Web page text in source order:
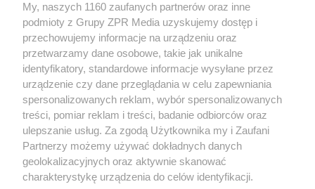
Żaden utwór zamieszczony w serwisie nie może być powielany i
rozpowszechniany lub dalej rozpowszechniany w jakikolwiek sposób (w
tym także elektroniczny lub mechaniczny) na jakimkolwiek polu
eksploatacji w jakiejkolwiek formie, włącznie z umieszczaniem w
Internecie bez pisemnej zgody właściciela praw. Jakiekolwiek użycie lub
wykorzystanie utworów w całości lub w części z naruszeniem prawa,
tzn. bez właściwej zgody, jest zabronione pod groźbą kary i może być
ścigane prawnie.
My, naszych 1160 zaufanych partnerów oraz inne
podmioty z Grupy ZPR Media uzyskujemy dostęp i
przechowujemy informacje na urządzeniu oraz
przetwarzamy dane osobowe, takie jak unikalne
identyfikatory, standardowe informacje wysyłane przez
urządzenie czy dane przeglądania w celu zapewniania
spersonalizowanych reklam, wybór spersonalizowanych
treści, pomiar reklam i treści, badanie odbiorców oraz
ulepszanie usług. Za zgodą Użytkownika my i Zaufani
Partnerzy możemy używać dokładnych danych
geolokalizacyjnych oraz aktywnie skanować
charakterystykę urządzenia do celów identyfikacji.